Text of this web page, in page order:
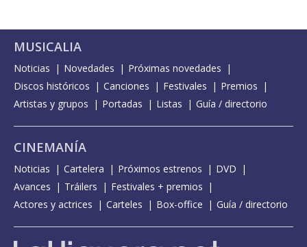
MUSICALIA
Noticias Novedades
Próximas novedades
Discos históricos
Canciones Festivales
Premios
Artistas y grupos
Portadas Listas Guía / directorio
CINEMANÍA
Noticias Cartelera Próximos estrenos
DVD
Avances
Tráilers
Festivales + premios
Actores y actrices
Carteles Box-office Guía / directorio